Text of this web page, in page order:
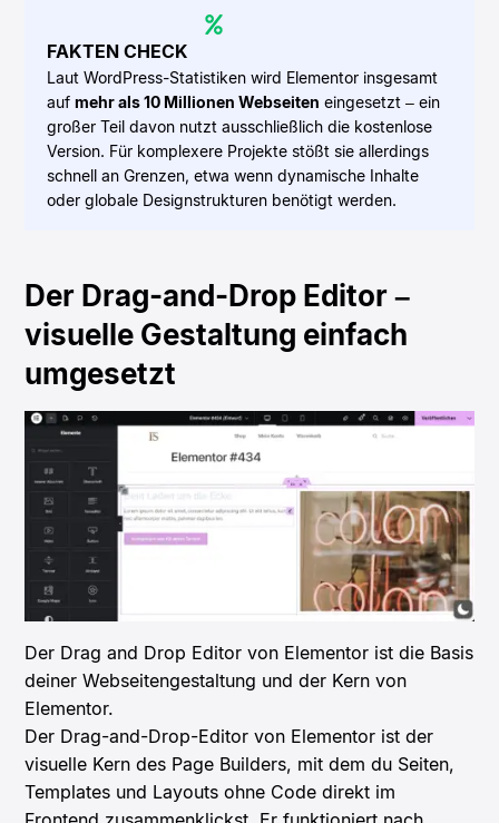
FAKTEN CHECK
Laut WordPress-Statistiken wird Elementor insgesamt
auf mehr als 10 Millionen Webseiten eingesetzt – ein
großer Teil davon nutzt ausschließlich die kostenlose
Version. Für komplexere Projekte stößt sie allerdings
schnell an Grenzen, etwa wenn dynamische Inhalte
oder globale Designstrukturen benötigt werden.
Der Drag-and-Drop Editor –
visuelle Gestaltung einfach
umgesetzt
Der Drag and Drop Editor von Elementor ist die Basis
deiner Webseitengestaltung und der Kern von
Elementor.
Der Drag-and-Drop-Editor von Elementor ist der
visuelle Kern des Page Builders, mit dem du Seiten,
Templates und Layouts ohne Code direkt im